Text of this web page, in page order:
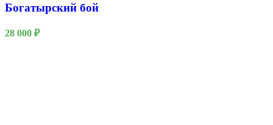
Богатырский бой
28 000 ₽